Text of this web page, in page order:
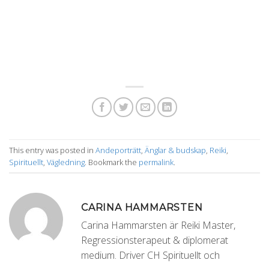
This entry was posted in Andeporträtt, Änglar & budskap, Reiki,
Spirituellt, Vägledning. Bookmark the permalink.
CARINA HAMMARSTEN
Carina Hammarsten är Reiki Master,
Regressionsterapeut & diplomerat
medium. Driver CH Spirituellt och